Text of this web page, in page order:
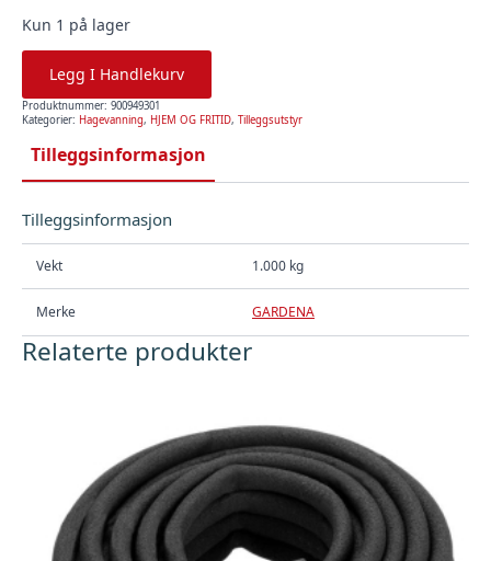
Kun 1 på lager
Legg I Handlekurv
Produktnummer: 900949301
Kategorier: Hagevanning, HJEM OG FRITID, Tilleggsutstyr
Tilleggsinformasjon
Tilleggsinformasjon
Vekt 1.000 kg
Merke GARDENA
Relaterte produkter